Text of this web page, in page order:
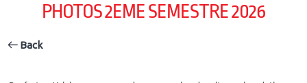
PHOTOS 2EME SEMESTRE 2026
Back